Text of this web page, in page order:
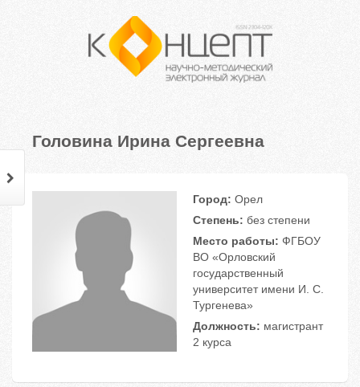
Головина Ирина Сергеевна
Город: Орел
Степень: без степени
Место работы: ФГБОУ
ВО «Орловский
государственный
университет имени И. С.
Тургенева»
Должность: магистрант
2 курса